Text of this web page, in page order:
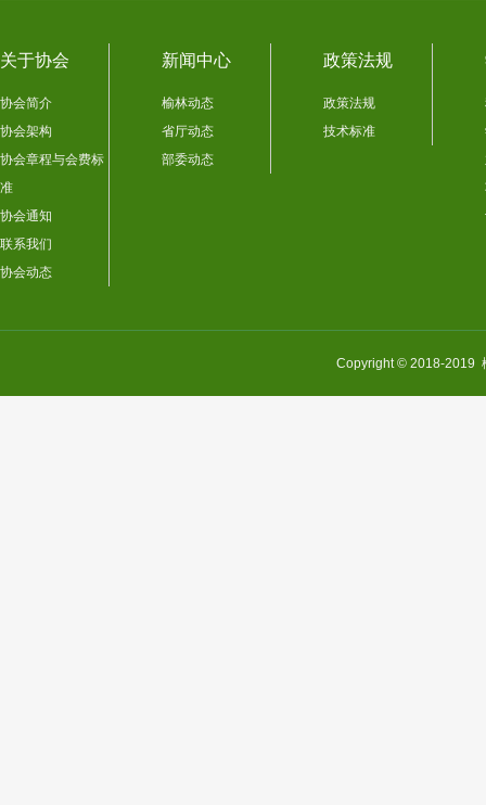
关于协会
协会简介
协会架构
协会章程与会费标
准
协会通知
联系我们
协会动态
新闻中心
榆林动态
省厅动态
部委动态
政策法规
政策法规
技术标准
Copyright © 2018-2019